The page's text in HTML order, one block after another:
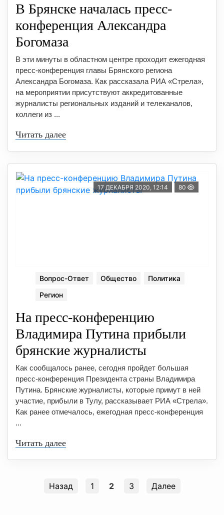
В Брянске началась пресс-
конференция Александра
Богомаза
В эти минуты в областном центре проходит ежегодная
пресс-конференция главы Брянского региона
Александра Богомаза. Как рассказала РИА «Стрела»,
на мероприятии присутствуют аккредитованные
журналисты региональных изданий и телеканалов,
коллеги из ...
Читать далее
17 ДЕКАБРЯ 2020, 12:14 80
Вопрос-Ответ Общество
Политика
Регион
На пресс-конференцию
Владимира Путина прибыли
брянские журналисты
Как сообщалось ранее, сегодня пройдет большая
пресс-конференция Президента страны Владимира
Путина. Брянские журналисты, которые примут в ней
участие, прибыли в Тулу, рассказывает РИА «Стрела».
Как ранее отмечалось, ежегодная пресс-конференция
...
Читать далее
Назад 1 2 3 Далее